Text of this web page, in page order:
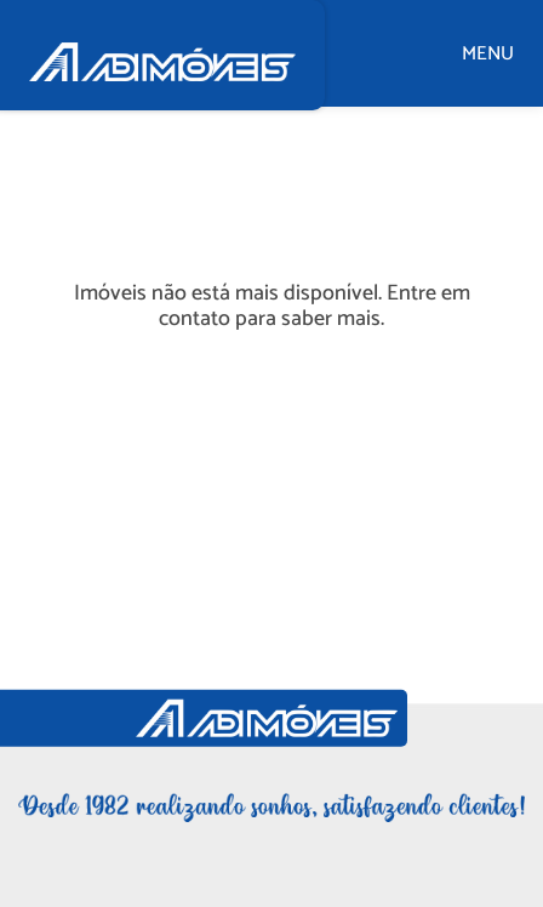
MENU
Imóveis não está mais disponível. Entre em
contato para saber mais.